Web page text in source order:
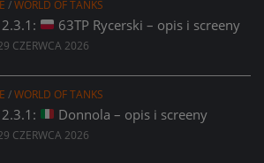
/WORLD OF TANKS
63TP Rycerski – opis i screeny
CZERWCA 2026
/WORLD OF TANKS
Donnola – opis i screeny
CZERWCA 2026